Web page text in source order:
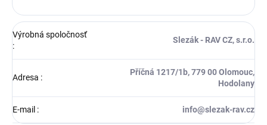
Výrobná spoločnosť
:
Slezák - RAV CZ, s.r.o.
Adresa :
Příčná 1217/1b, 779 00 Olomouc,
Hodolany
E-mail : info@slezak-rav.cz